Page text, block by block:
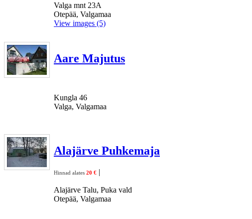
Valga mnt 23A
Otepää, Valgamaa
View images (5)
Aare Majutus
Kungla 46
Valga, Valgamaa
Alajärve Puhkemaja
Hinnad alates 20 € |
Alajärve Talu, Puka vald
Otepää, Valgamaa